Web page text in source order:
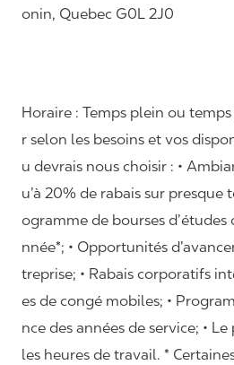
onin, Quebec G0L 2J0
Horaire : Temps plein ou
r selon les besoins et vos
u devrais nous choisir : •
u’à 20% de rabais sur presque
ogramme de bourses
nnée*; • Opportunités
treprise; • Rabais corporatifs
es de congé mobiles; •
nce des années de service; •
les heures de travail. *